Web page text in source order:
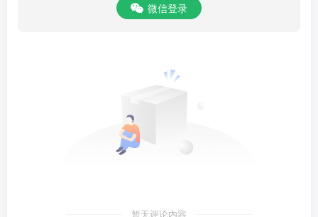
微信登录
暂无评论内容